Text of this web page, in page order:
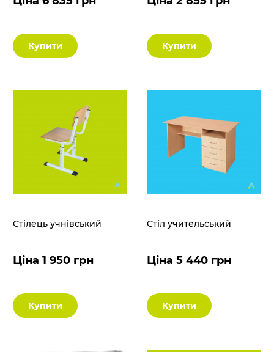
Купити Купити
Стілець учнівський
Ціна 1 950 грн
Купити
Стіл учительський
Ціна 5 440 грн
Купити